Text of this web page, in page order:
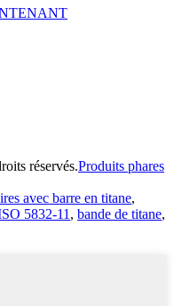
réservés.Produits phares
avec barre en titane,
5832-11 , bande de titane,